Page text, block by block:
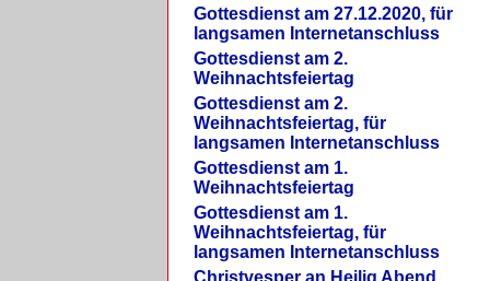
Gottesdienst am 27.12.2020, für
langsamen Internetanschluss
Gottesdienst am 2.
Weihnachtsfeiertag
Gottesdienst am 2.
Weihnachtsfeiertag, für
langsamen Internetanschluss
Gottesdienst am 1.
Weihnachtsfeiertag
Gottesdienst am 1.
Weihnachtsfeiertag, für
langsamen Internetanschluss